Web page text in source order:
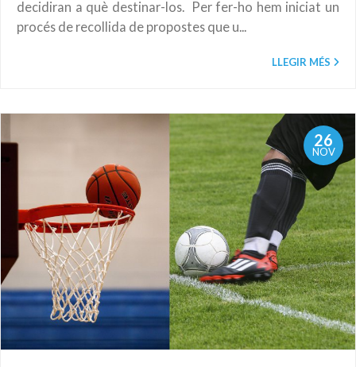
decidiran a què destinar-los. Per fer-ho hem iniciat un
procés de recollida de propostes que u...
LLEGIR MÉS
26
NOV